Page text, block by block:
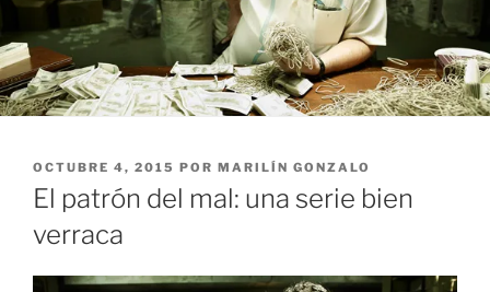
PUBLICADO
EL
OCTUBRE 4, 2015 POR MARILÍN GONZALO
El patrón del mal: una serie bien
verraca